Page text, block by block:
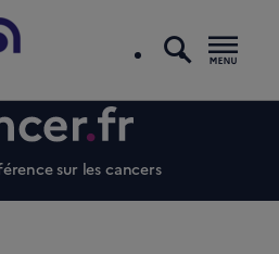
sur les cancers